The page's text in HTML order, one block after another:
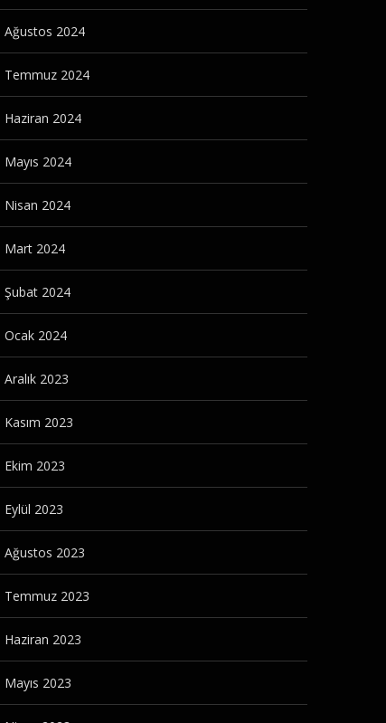
Ağustos 2024
Temmuz 2024
Haziran 2024
Mayıs 2024
Nisan 2024
Mart 2024
Şubat 2024
Ocak 2024
Aralık 2023
Kasım 2023
Ekim 2023
Eylül 2023
Ağustos 2023
Temmuz 2023
Haziran 2023
Mayıs 2023